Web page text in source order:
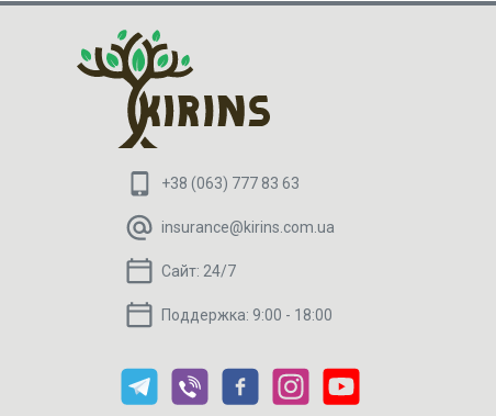
+38 (063) 777 83 63
insurance@kirins.com.ua
Сайт: 24/7
Поддержка: 9:00 - 18:00